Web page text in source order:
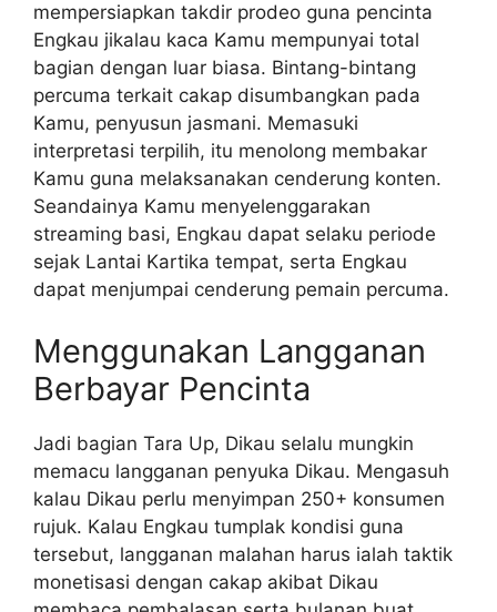
mempersiapkan takdir prodeo guna pencinta
Engkau jikalau kaca Kamu mempunyai total
bagian dengan luar biasa. Bintang-bintang
percuma terkait cakap disumbangkan pada
Kamu, penyusun jasmani. Memasuki
interpretasi terpilih, itu menolong membakar
Kamu guna melaksanakan cenderung konten.
Seandainya Kamu menyelenggarakan
streaming basi, Engkau dapat selaku periode
sejak Lantai Kartika tempat, serta Engkau
dapat menjumpai cenderung pemain percuma.
Menggunakan Langganan
Berbayar Pencinta
Jadi bagian Tara Up, Dikau selalu mungkin
memacu langganan penyuka Dikau. Mengasuh
kalau Dikau perlu menyimpan 250+ konsumen
rujuk. Kalau Engkau tumplak kondisi guna
tersebut, langganan malahan harus ialah taktik
monetisasi dengan cakap akibat Dikau